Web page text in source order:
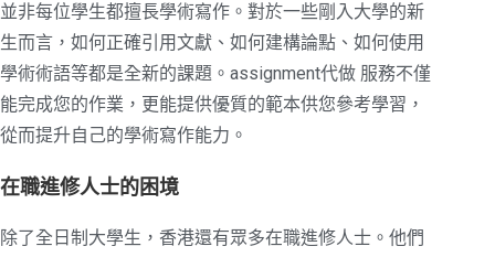
並非每位學生都擅長學術寫作。對於一些剛入大學的新
生而言，如何正確引用文獻、如何建構論點、如何使用
學術術語等都是全新的課題。assignment代做 服務不僅
能完成您的作業，更能提供優質的範本供您參考學習，
從而提升自己的學術寫作能力。
在職進修人士的困境
除了全日制大學生，香港還有眾多在職進修人士。他們